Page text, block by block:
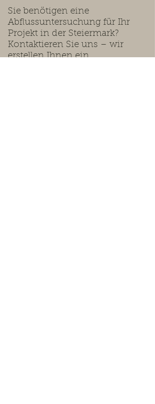
Sie benötigen eine
Abflussuntersuchung für Ihr
Projekt in der Steiermark?
Kontaktieren Sie uns – wir
erstellen Ihnen ein